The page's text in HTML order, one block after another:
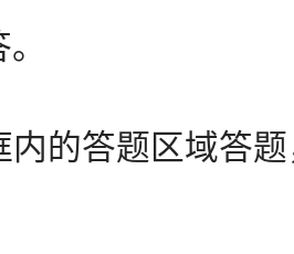
的答题区域答题